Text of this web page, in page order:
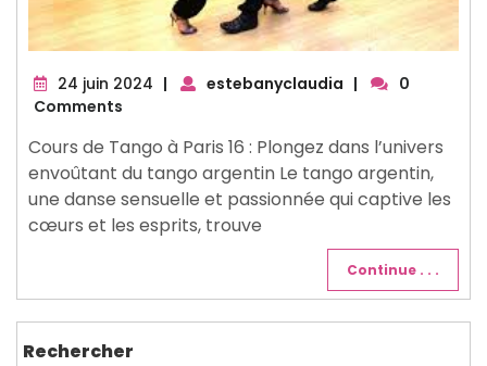
24 juin 2024 24
| estebanyclaudia |
0
Comments
Cours de Tango à Paris 16 : Plongez dans l’univers
envoûtant du tango argentin Le tango argentin,
une danse sensuelle et passionnée qui captive les
cœurs et les esprits, trouve
Continue . . .
Rechercher